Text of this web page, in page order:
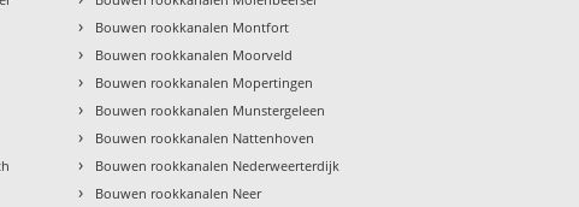
› Bouwen rookkanalen Montfort
› Bouwen rookkanalen Moorveld
› Bouwen rookkanalen Mopertingen
› Bouwen rookkanalen Munstergeleen
› Bouwen rookkanalen Nattenhoven
› Bouwen rookkanalen Nederweerterdijk
› Bouwen rookkanalen Neer